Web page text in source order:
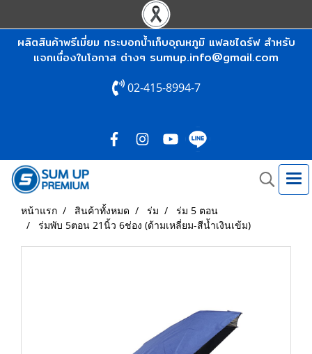
ผลิตสินค้าพรีเมี่ยม กระบอกน้ำเก็บอุณหภูมิ แฟลชไดร์ฟ สำหรับ
แจกเนื่องในโอกาส ต่างๆ sumup.info@gmail.com
02-415-8994-7
หน้าแรก สินค้าทั้งหมด ร่ม
ร่ม 5 ตอน
ร่มพับ 5ตอน 21นิ้ว 6ช่อง (ด้ามเหลี่ยม-สีน้ำเงินเข้ม)